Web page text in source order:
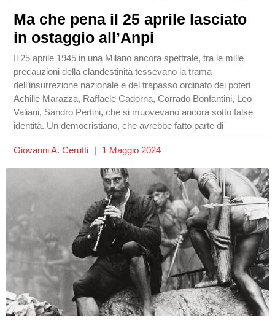
Ma che pena il 25 aprile lasciato
in ostaggio all’Anpi
Il 25 aprile 1945 in una Milano ancora spettrale, tra le mille
precauzioni della clandestinità tessevano la trama
dell’insurrezione nazionale e del trapasso ordinato dei poteri
Achille Marazza, Raffaele Cadorna, Corrado Bonfantini, Leo
Valiani, Sandro Pertini, che si muovevano ancora sotto false
identità. Un democristiano, che avrebbe fatto parte di
Giovanni A. Cerutti 1 Maggio 2024